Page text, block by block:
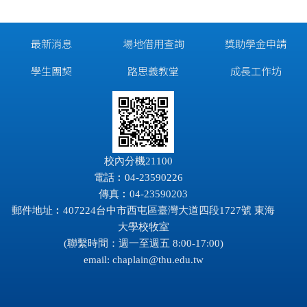
最新消息
學生團契
場地借用查詢
路思義教堂
獎助學金申請
成長工作坊
校內分機21100
電話︰04-23590226
傳真︰04-23590203
郵件地址︰407224台中市西屯區臺灣大道四段1727號 東海
大學校牧室
(聯繫時間：週一至週五 8:00-17:00)
email: chaplain@thu.edu.tw